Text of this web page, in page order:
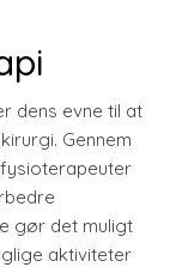
dens evne til at
Gennem
gør det muligt
aktiviteter